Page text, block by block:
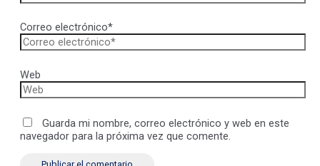
Correo electrónico*
Web
Guarda mi nombre, correo electrónico y web en este
navegador para la próxima vez que comente.